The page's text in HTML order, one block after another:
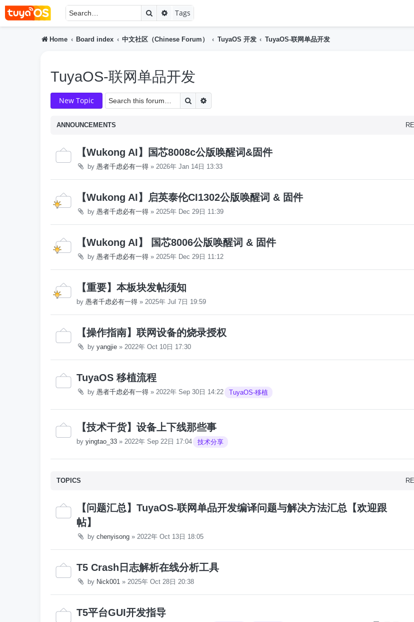
SearchAdvanced search
Tags
Home Board index 中文社区（Chinese Forum） TuyaOS 开发 TuyaOS-联网单品开发
TuyaOS-联网单品开发
New Topic Search
ANNOUNCEMENTS
【Wukong AI】国芯8008c公版唤醒词&固件
by 愚者千虑必有一得 » 2026年 Jan 14日 13:33
【Wukong AI】启英泰伦CI1302公版唤醒词 & 固件
by 愚者千虑必有一得 » 2025年 Dec 29日 11:39
【Wukong AI】 国芯8006公版唤醒词 & 固件
by 愚者千虑必有一得 » 2025年 Dec 29日 11:12
【重要】本板块发帖须知
by 愚者千虑必有一得 » 2025年 Jul 7日 19:59
【操作指南】联网设备的烧录授权
by yangjie » 2022年 Oct 10日 17:30
TuyaOS 移植流程
by 愚者千虑必有一得 » 2022年 Sep 30日 14:22 TuyaOS-移植
【技术干货】设备上下线那些事
by yingtao_33 » 2022年 Sep 22日 17:04 技术分享
TOPICS
【问题汇总】TuyaOS-联网单品开发编译问题与解决方法汇总【欢迎跟
帖】
by chenyisong » 2022年 Oct 13日 18:05
T5 Crash日志解析在线分析工具
by Nick001 » 2025年 Oct 28日 20:38
T5平台GUI开发指导